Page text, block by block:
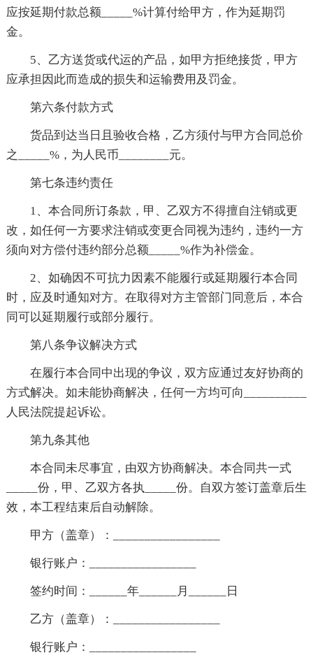
应按延期付款总额_____%计算付给甲方，作为延期罚
金。
5、乙方送货或代运的产品，如甲方拒绝接货，甲方
应承担因此而造成的损失和运输费用及罚金。
第六条付款方式
货品到达当日且验收合格，乙方须付与甲方合同总价
之_____%，为人民币________元。
第七条违约责任
1、本合同所订条款，甲、乙双方不得擅自注销或更
改，如任何一方要求注销或变更合同视为违约，违约一方
须向对方偿付违约部分总额_____%作为补偿金。
2、如确因不可抗力因素不能履行或延期履行本合同
时，应及时通知对方。在取得对方主管部门同意后，本合
同可以延期履行或部分履行。
第八条争议解决方式
在履行本合同中出现的争议，双方应通过友好协商的
方式解决。如未能协商解决，任何一方均可向__________
人民法院提起诉讼。
第九条其他
本合同未尽事宜，由双方协商解决。本合同共一式
_____份，甲、乙双方各执_____份。自双方签订盖章后生
效，本工程结束后自动解除。
甲方（盖章）：_________________
银行账户：_________________
签约时间：______年______月______日
乙方（盖章）：_________________
银行账户：_________________